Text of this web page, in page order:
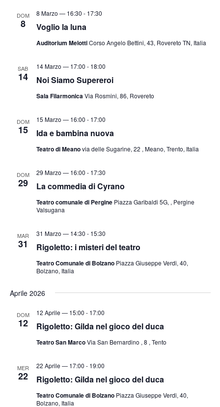
DOM
8 Voglio la luna
8 Marzo — 16:30 - 17:30
Auditorium MelottiCorso Angelo Bettini, 43, Rovereto TN, Italia
SAB
14 Noi Siamo Supereroi
14 Marzo — 17:00 - 18:00
Sala FilarmonicaVia Rosmini, 86, Rovereto
DOM
15 Ida e bambina nuova
15 Marzo — 16:00 - 17:00
Teatro di Meanovia delle Sugarine, 22 , Meano, Trento, Italia
DOM
29 La commedia di Cyrano
29 Marzo — 16:00 - 17:30
Teatro comunale di Pergine Piazza Garibaldi 5G, , Pergine
Valsugana
MAR
31 Rigoletto: i misteri del teatro
31 Marzo — 14:30 - 15:30
Teatro Comunale di Bolzano Piazza Giuseppe Verdi, 40,
Bolzano, Italia
Aprile 2026
DOM
12 Rigoletto: Gilda nel gioco del duca
12 Aprile — 15:00 - 17:00
Teatro San MarcoVia San Bernardino , 8 , Tento
MER
22 Rigoletto: Gilda nel gioco del duca
22 Aprile — 17:00 - 19:00
Teatro Comunale di Bolzano Piazza Giuseppe Verdi, 40,
Bolzano, Italia